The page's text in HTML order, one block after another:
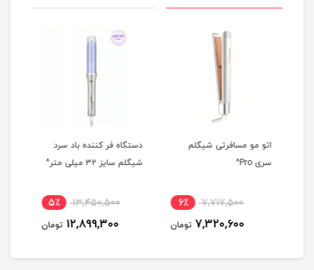
اتو مو مسافرتی شیگلم
سری Pro^
7,717,500 6٪
7,320,600 تومان
دستگاه فر کننده باد سرد
شیگلم سایز 32 میلی متر^
13,450,500 5٪
12,899,300 تومان